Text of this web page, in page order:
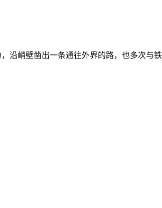
沿峭壁凿出一条通往外界的路，也多次